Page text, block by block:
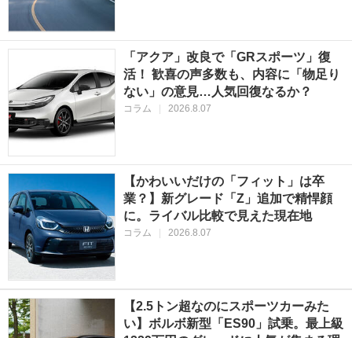
「アクア」改良で「GRスポーツ」復
活！ 歓喜の声多数も、内容に「物足り
ない」の意見…人気回復なるか？
コラム 2026.8.07
【かわいいだけの「フィット」は卒
業？】新グレード「Z」追加で精悍顔
に。ライバル比較で見えた現在地
コラム 2026.8.07
【2.5トン超なのにスポーツカーみた
い】ボルボ新型「ES90」試乗。最上級